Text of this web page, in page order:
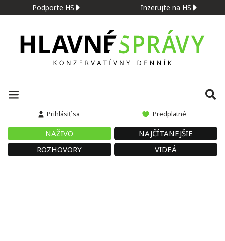
Podporte HS Inzerujte na HS
Prihlásiť sa Predplatné
NAŽIVO
NAJČÍTANEJŠIE
ROZHOVORY
VIDEÁ